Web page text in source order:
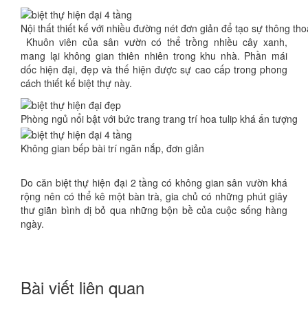
Nội thất thiết kế với nhiều đường nét đơn giản để tạo sự thông
Khuôn viên của sân vườn có thể trồng nhiều cây xanh,
mang lại không gian thiên nhiên trong khu nhà. Phần mái
dốc hiện đại, đẹp và thế hiện được sự cao cấp trong phong
cách thiết kế biệt thự này.
Phòng ngủ nổi bật với bức trang trang trí hoa tulip khá ấn tượng
Không gian bếp bài trí ngăn nắp, đơn giản
Do căn biệt thự hiện đại 2 tầng có không gian sân vườn khá
rộng nên có thể kê một bàn trà, gia chủ có những phút giây
thư giãn bình dị bỏ qua những bộn bề của cuộc sống hàng
ngày.
Bài viết liên quan